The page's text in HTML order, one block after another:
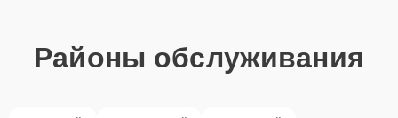
Районы обслуживания